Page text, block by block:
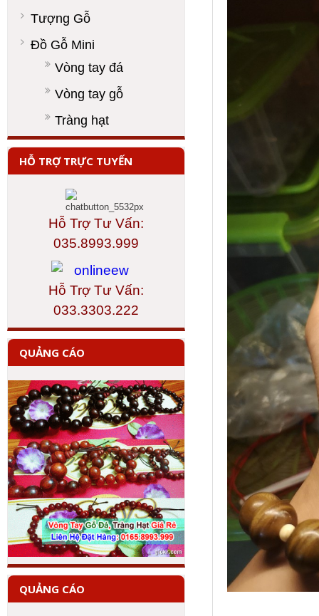
Tượng Gỗ
Đồ Gỗ Mini
Vòng tay đá
Vòng tay gỗ
Tràng hạt
HỖ TRỢ TRỰC TUYẾN
Hỗ Trợ Tư Vấn:
035.8993.999
Hỗ Trợ Tư Vấn:
033.3303.222
QUẢNG CÁO
QUẢNG CÁO